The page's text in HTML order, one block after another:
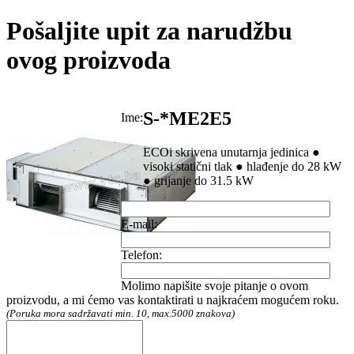
Pošaljite upit za narudžbu
ovog proizvoda
S-*ME2E5
ECOi skrivena unutarnja jedinica ●
visoki statični tlak ● hlađenje do 28 kW
● grijanje do 31.5 kW
Ime:
E-mail:
Telefon:
Molimo napišite svoje pitanje o ovom
proizvodu, a mi ćemo vas kontaktirati u najkraćem mogućem roku.
(Poruka mora sadržavati min. 10, max.5000 znakova)